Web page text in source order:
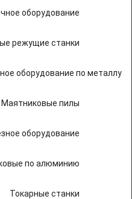
оборудование
режущие станки
оборудование по металлу
Маятниковые пилы
оборудование
по алюминию
Токарные станки